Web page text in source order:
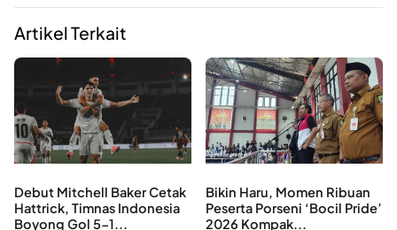
Artikel Terkait
Debut Mitchell Baker Cetak
Hattrick, Timnas Indonesia
Boyong Gol 5-1...
Bikin Haru, Momen Ribuan
Peserta Porseni ‘Bocil Pride’
2026 Kompak...